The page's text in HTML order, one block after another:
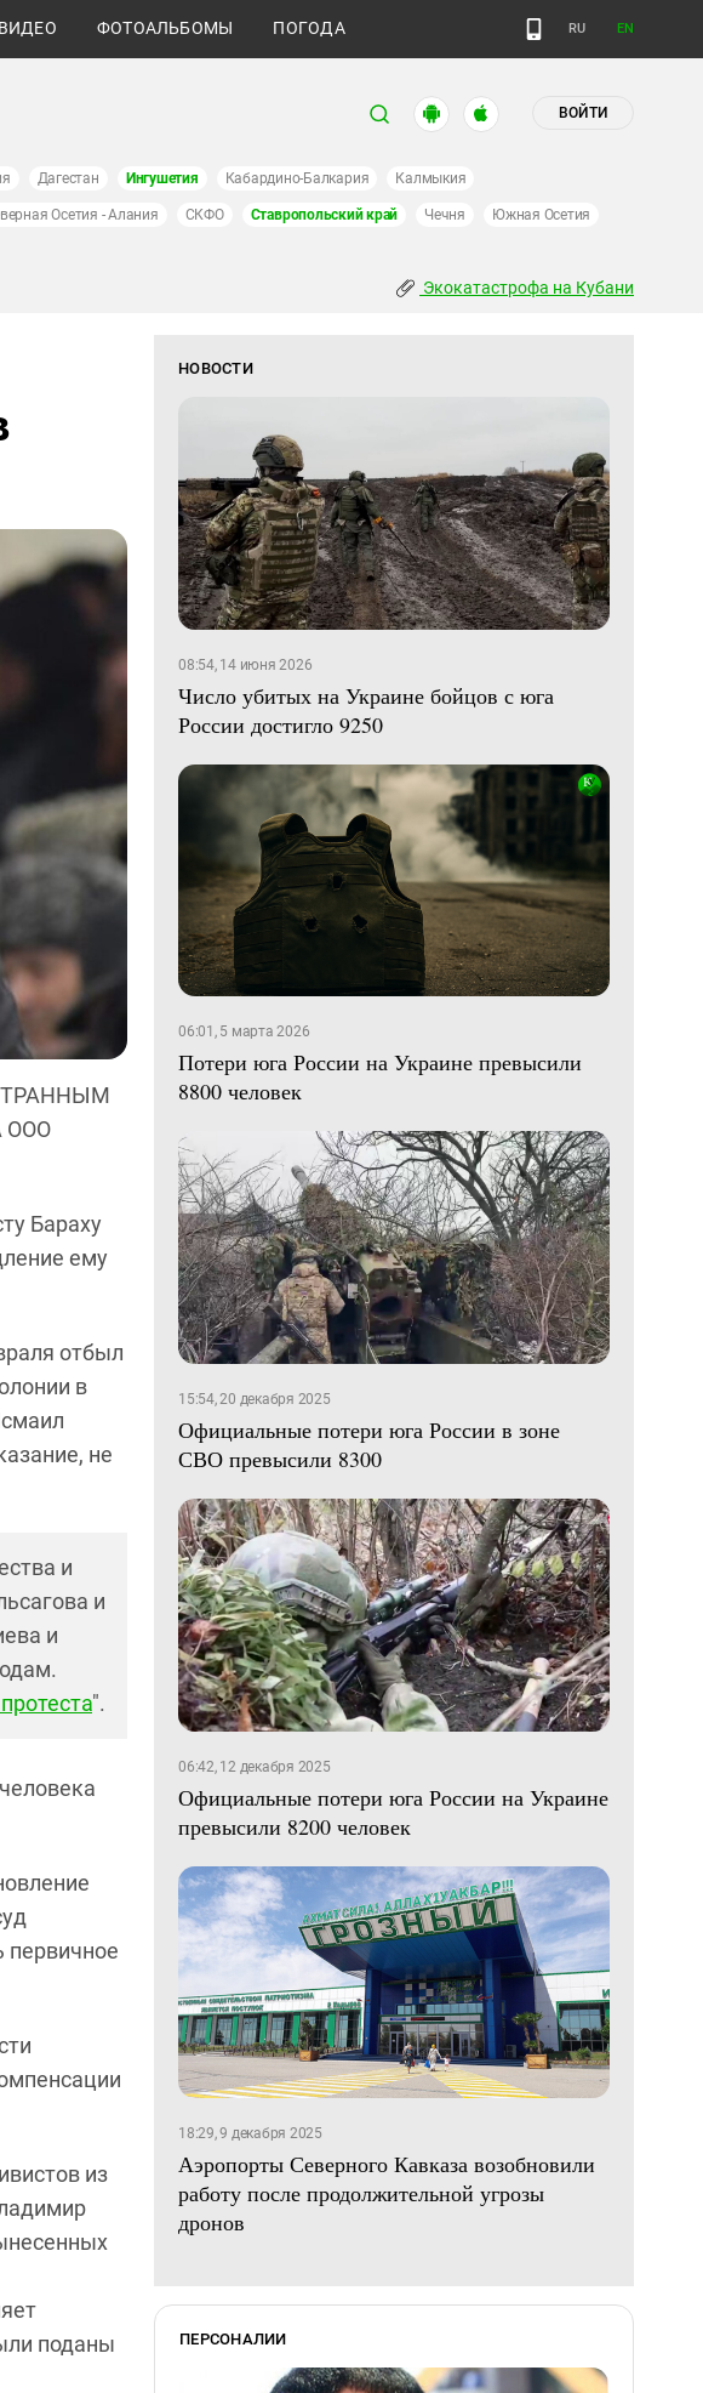
ВИДЕО ФОТОАЛЬБОМЫ ПОГОДА RU EN
ВОЙТИ
Дагестан Ингушетия Кабардино-Балкария Калмыкия
Осетия - Алания СКФО Ставропольский край Чечня Южная Осетия
Экокатастрофа на Кубани
ООО
Бараху
ему
отбыл
в
не
и
и
и
".
первичное
из
поданы
НОВОСТИ
08:54, 14 июня 2026
Число убитых на Украине бойцов с юга
России достигло 9250
06:01, 5 марта 2026
Потери юга России на Украине превысили
8800 человек
15:54, 20 декабря 2025
Официальные потери юга России в зоне
СВО превысили 8300
06:42, 12 декабря 2025
Официальные потери юга России на Украине
превысили 8200 человек
18:29, 9 декабря 2025
Аэропорты Северного Кавказа возобновили
работу после продолжительной угрозы
дронов
ПЕРСОНАЛИИ